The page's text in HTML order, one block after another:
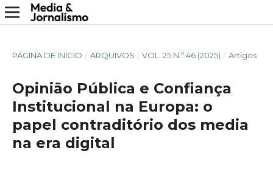
PÁGINA DE INÍCIO / ARQUIVOS / VOL. 25 N.º 46 (2025) / Artigos
Opinião Pública e Confiança
Institucional na Europa: o
papel contraditório dos media
na era digital